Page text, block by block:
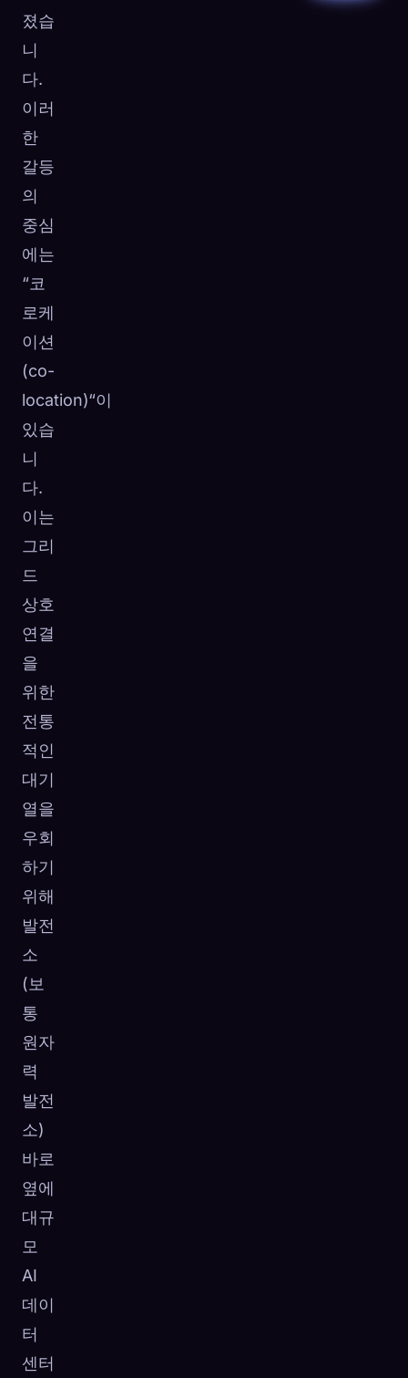
졌습
니
다.
이러
한
갈등
의
중심
에는
“코
로케
이션
(co-
location)“이
있습
니
다.
이는
그리
드
상호
연결
을
위한
전통
적인
대기
열을
우회
하기
위해
발전
소
(보
통
원자
력
발전
소)
바로
옆에
대규
모
AI
데이
터
센터